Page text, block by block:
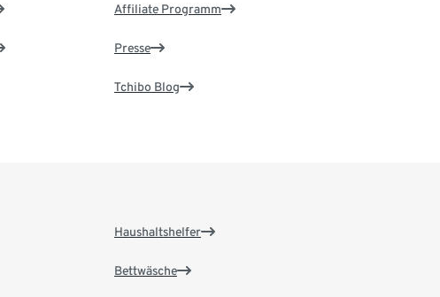
Affiliate Programm
Presse
Tchibo Blog
Haushaltshelfer
Bettwäsche